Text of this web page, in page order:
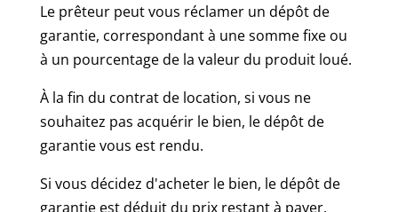
Le prêteur peut vous réclamer un dépôt de
garantie, correspondant à une somme fixe ou
à un pourcentage de la valeur du produit loué.
À la fin du contrat de location, si vous ne
souhaitez pas acquérir le bien, le dépôt de
garantie vous est rendu.
Si vous décidez d'acheter le bien, le dépôt de
garantie est déduit du prix restant à payer.